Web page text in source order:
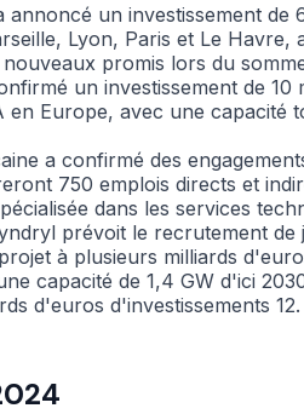
annoncé un investissement
Lyon, Paris et Le Havre,
promis lors du
un investissement de
Europe, avec une capacité
a confirmé des
750 emplois directs et
dans les services
prévoit le recrutement
à plusieurs milliards
capacité de 1,4 GW d'ici
d'euros d'investissements 12.